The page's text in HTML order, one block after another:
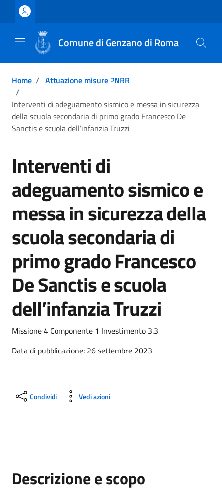
Vai ai contenuti
Vai al footer
Comune di Genzano di Roma
Home / Attuazione misure PNRR
/
Interventi di adeguamento sismico e messa in sicurezza
della scuola secondaria di primo grado Francesco De
Sanctis e scuola dell’infanzia Truzzi
Interventi di
adeguamento sismico e
messa in sicurezza della
scuola secondaria di
primo grado Francesco
De Sanctis e scuola
dell’infanzia Truzzi
Missione 4 Componente 1 Investimento 3.3
Data di pubblicazione: 26 settembre 2023
Condividi Vedi azioni
Descrizione e scopo